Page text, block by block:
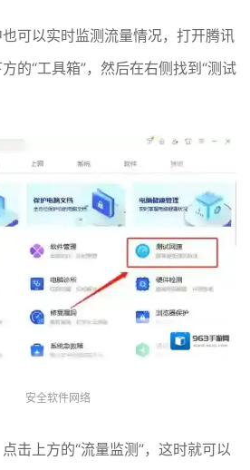
可以实时监测流量情况，打开腾讯
的“工具箱”，然后在右侧找到“测试
安全软件网络
击上方的“流量监测”，这时就可以